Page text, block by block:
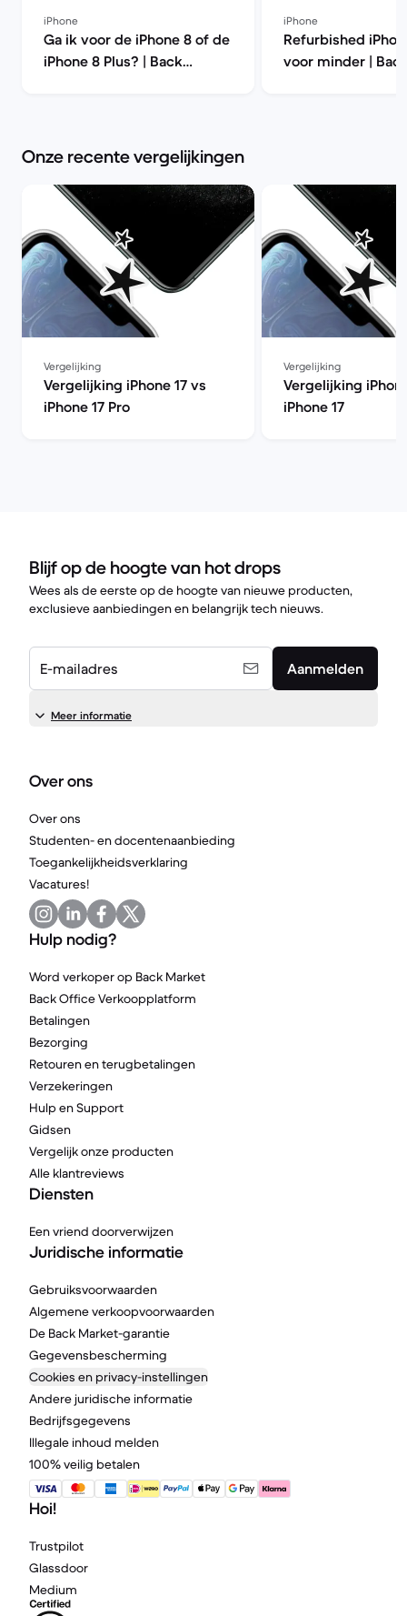
iPhone
Ga ik voor de iPhone 8 of de
iPhone 8 Plus? | Back
iPhone
Refurbished
voor minder |
Onze recente vergelijkingen
Vergelijking
Vergelijking iPhone 17 vs
iPhone 17 Pro
Vergelijking
Vergelijking
iPhone 17
Blijf op de hoogte van hot drops
Wees als de eerste op de hoogte van nieuwe producten,
exclusieve aanbiedingen en belangrijk tech nieuws.
E-mailadres Aanmelden
Meer informatie
Over ons
Over ons
Studenten- en docentenaanbieding
Toegankelijkheidsverklaring
Vacatures!
Hulp nodig?
Word verkoper op Back Market
Back Office Verkoopplatform
Betalingen
Bezorging
Retouren en terugbetalingen
Verzekeringen
Hulp en Support
Gidsen
Vergelijk onze producten
Alle klantreviews
Diensten
Een vriend doorverwijzen
Juridische informatie
Gebruiksvoorwaarden
Algemene verkoopvoorwaarden
De Back Market-garantie
Gegevensbescherming
Cookies en privacy-instellingen
Andere juridische informatie
Bedrijfsgegevens
Illegale inhoud melden
100% veilig betalen
Hoi!
Trustpilot
Glassdoor
Medium